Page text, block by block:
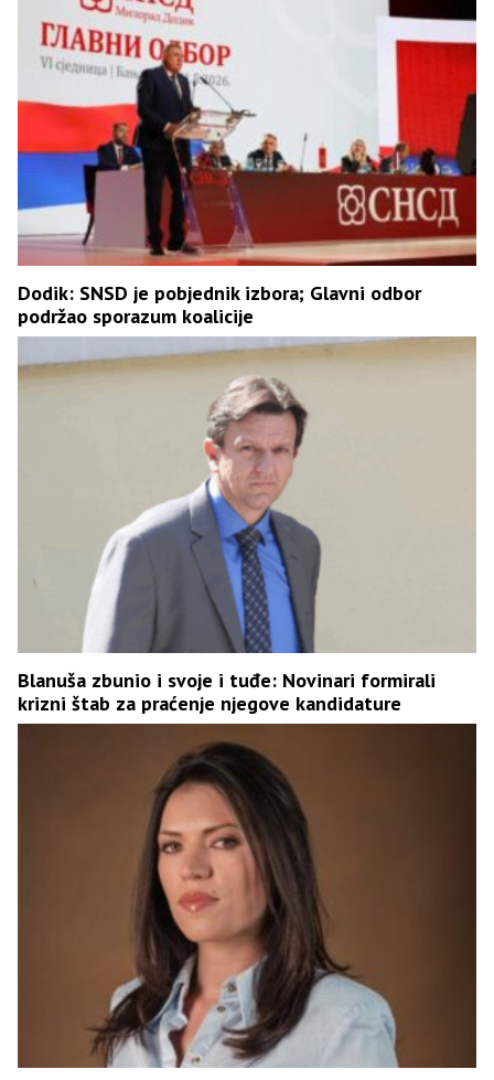
Dodik: SNSD je pobjednik izbora; Glavni odbor
podržao sporazum koalicije
Blanuša zbunio i svoje i tuđe: Novinari formirali
krizni štab za praćenje njegove kandidature